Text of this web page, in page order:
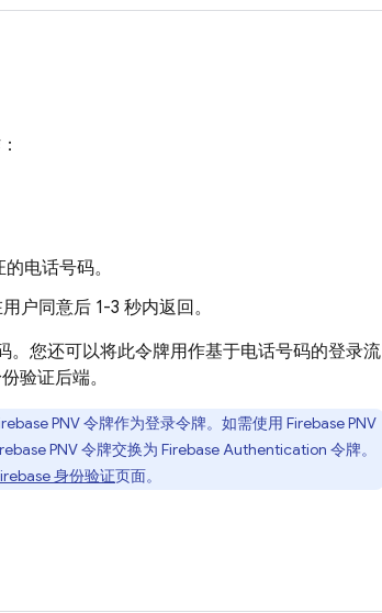
电话号码。
户同意后 1-3 秒内返回。
您还可以将此令牌用作基于电话号码的登录流
验证后端。
PNV令牌作为登录令牌。如需使用 Firebase PNV
PNV令牌交换为 Firebase Authentication 令牌。
身份验证页面。